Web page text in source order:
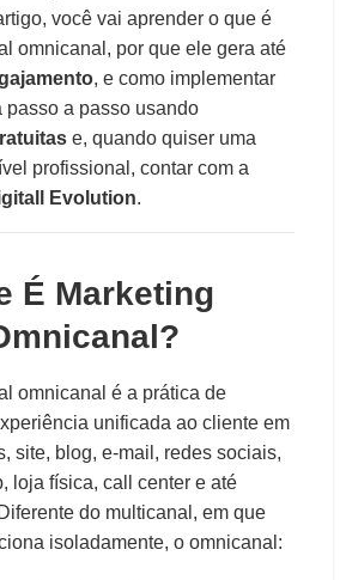
06-17 ⏰ 5 min
você vai aprender o que é
omnicanal, por que ele gera até
, e como implementar
passo a passo usando
e, quando quiser uma
profissional, contar com a
Evolution.
É Marketing
omnicanal é a prática de
unificada ao cliente em
site, blog, e-mail, redes sociais,
loja física, call center e até
do multicanal, em que
isoladamente, o omnicanal: